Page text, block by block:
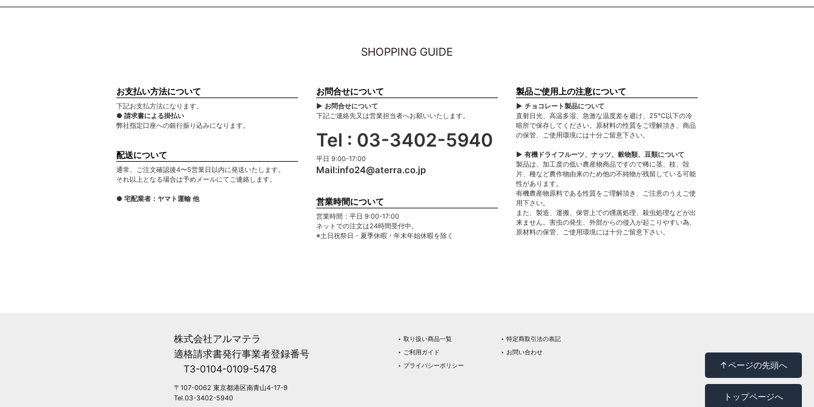
↑ページの先頭へ
トップページへ
SHOPPING GUIDE
お支払い方法について
下記お支払方法になります。
● 請求書による掛払い
弊社指定口座への銀行振り込みになります。
配送について
通常、ご注文確認後4〜5営業日以内に発送いたします。
それ以上となる場合は予めメールにてご連絡します。
● 宅配業者：ヤマト運輸 他
お問合せについて
▶ お問合せについて
下記ご連絡先又は営業担当者へお願いいたします。
Tel : 03-3402-5940
平日 9:00-17:00
Mail:info24@aterra.co.jp
営業時間について
営業時間：平日 9:00-17:00
ネットでの注文は24時間受付中。
※土日祝祭日・夏季休暇・年末年始休暇を除く
製品ご使用上の注意について
▶ チョコレート製品について
直射日光、高温多湿、急激な温度差を避け、25℃以下の冷
暗所で保存してください。原材料の性質をご理解頂き、商品
の保管、ご使用環境には十分ご留意下さい。
▶ 有機ドライフルーツ、ナッツ、穀物類、豆類について
製品は、加工度の低い農産物商品ですので稀に茎、枝、殻
片、種など農作物由来のため他の不純物が残留している可能
性があります。
有機農産物原料である性質をご理解頂き、ご注意のうえご使
用下さい。
また、製造、運搬、保管上での燻蒸処理、殺虫処理などが出
来ません。害虫の発生、外部からの侵入が起こりやすい為、
原材料の保管、ご使用環境には十分ご留意下さい。
株式会社アルマテラ
適格請求書発行事業者登録番号
T3-0104-0109-5478
〒107-0062 東京都港区南青山4-17-9
Tel.03-3402-5940
‣ 取り扱い商品一覧
‣ ご利用ガイド
‣ プライバシーポリシー
‣ 特定商取引法の表記
‣ お問い合わせ